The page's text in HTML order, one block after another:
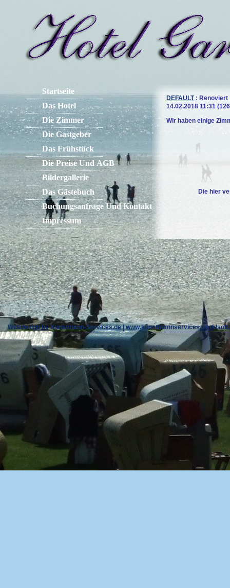
Startseite
Das Hotel
Die Zimmer
Die Gastgeber
Das Frühstück
Die Preise Und AGB
Bildergallerie
Das Gästebuch
Buchungsanfrage Und Kontakt
Impressum
DEFAULT: Renoviert
14.02.2018 11:31 (
Wir haben einige
Die hier
Webdesign by Kunstmann-Services.de|